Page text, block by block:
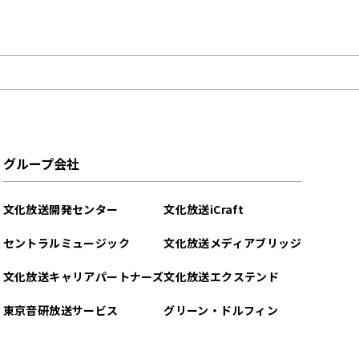
グループ会社
文化放送開発センター
セントラルミュージック
文化放送キャリアパートナーズ
東京音研放送サービス
文化放送iCraft
文化放送メディアブリッジ
文化放送エクステンド
グリーン・ドルフィン